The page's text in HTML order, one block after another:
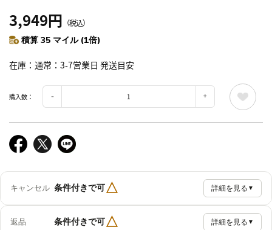
3,949円 （税込）
積算 35 マイル (1倍)
在庫 通常：3-7営業日 発送目安
購入数：
キャンセル 条件付きで可△ 詳細を見る ▼
返品 条件付きで可△ 詳細を見る ▼